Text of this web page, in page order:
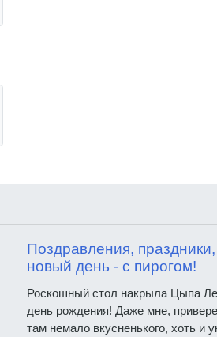
Поздравления,
новый день - с пирогом!
Роскошный стол накрыла Цыпа
день рождения! Даже мне,
там немало вкусненького, хоть и